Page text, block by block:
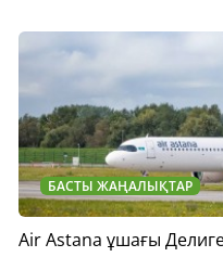
БАСТЫ ЖАҢАЛЫҚТАР
Air Astana ұшағы